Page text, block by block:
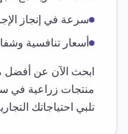
سرعة في إنجاز
أسعار تنافسية
ابحث الآن عن
منتجات زراعية في
تلبي احتياجاتك